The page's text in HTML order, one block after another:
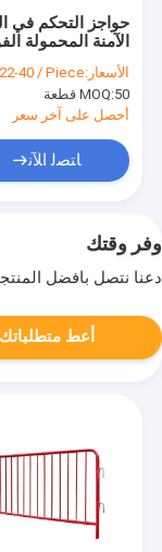
حواجز التحكم في
الآمنة المحمولة
الحدث
الأسعار:40 / Piece
MOQ:50 قطعة
أحصل على آخر سعر
ﺎﺘﺼﻟ ﺍﻶﻧ
وفر وقتك
دعنا نتصل بأفضل
أعط